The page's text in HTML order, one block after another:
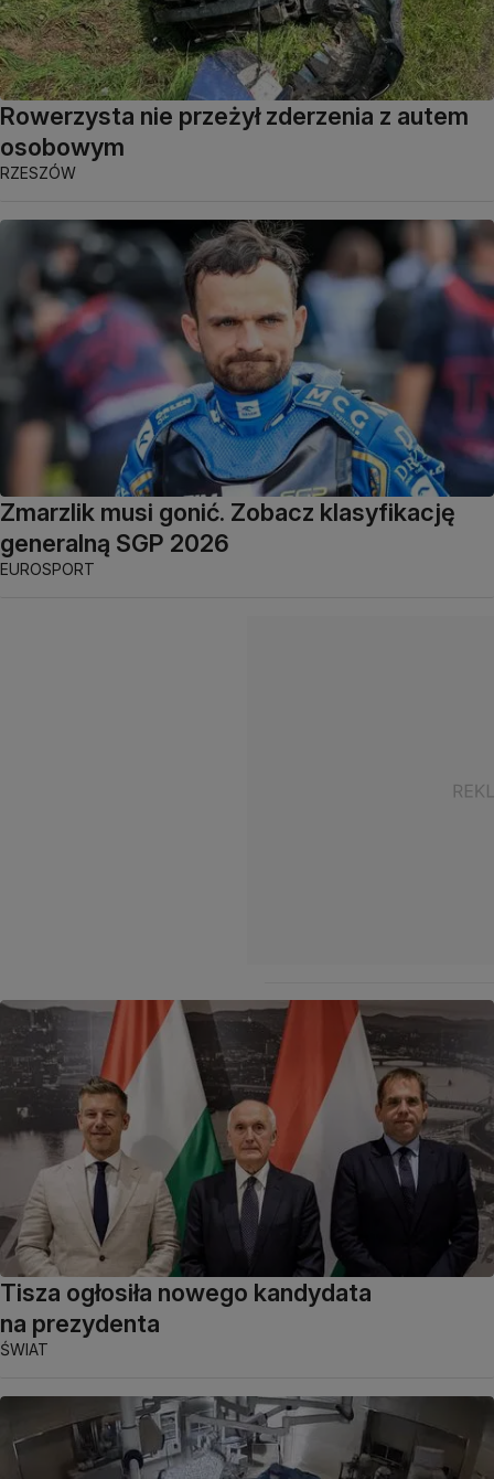
Rowerzysta nie przeżył zderzenia z autem
osobowym
RZESZÓW
Zmarzlik musi gonić. Zobacz klasyfikację
generalną SGP 2026
EUROSPORT
Tisza ogłosiła nowego kandydata
na prezydenta
ŚWIAT